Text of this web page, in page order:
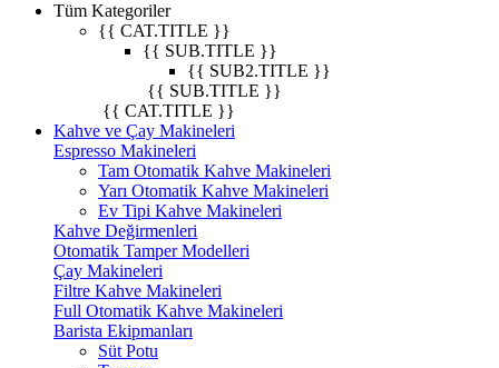
Tüm Kategoriler
{{ CAT.TITLE }}
{{ SUB.TITLE }}
{{ SUB2.TITLE }}
{{ SUB.TITLE }}
{{ CAT.TITLE }}
Kahve ve Çay Makineleri
Espresso Makineleri
Tam Otomatik Kahve Makineleri
Yarı Otomatik Kahve Makineleri
Ev Tipi Kahve Makineleri
Kahve Değirmenleri
Otomatik Tamper Modelleri
Çay Makineleri
Filtre Kahve Makineleri
Full Otomatik Kahve Makineleri
Barista Ekipmanları
Süt Potu